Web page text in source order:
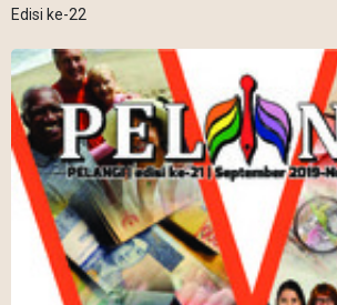
Edisi ke-22